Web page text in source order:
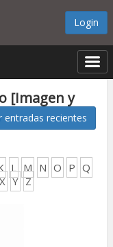
Login
[Imagen y
entradas recientes
L M N O P Q
Y Z